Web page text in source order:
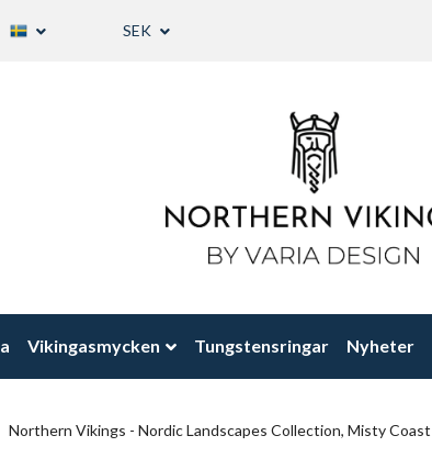
SEK
Vikingasmycken Tungstensringar Nyheter
Northern Vikings - Nordic Landscapes Collection, Misty Coast